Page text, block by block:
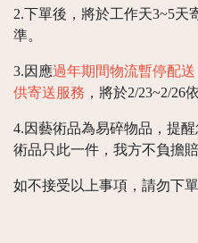
2.下單後，將於工作天3~5天
準。
3.因應過年期間物流暫停配送
供寄送服務 ，將於2/23~2/26
4.因藝術品為易碎物品，提
術品只此一件，我方不負擔賠
如不接受以上事項，請勿下